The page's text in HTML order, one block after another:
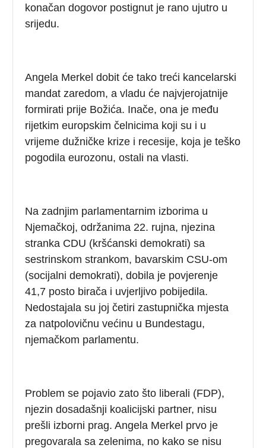
konačan dogovor postignut je rano ujutro u
srijedu.
Angela Merkel dobit će tako treći kancelarski
mandat zaredom, a vladu će najvjerojatnije
formirati prije Božića. Inače, ona je među
rijetkim europskim čelnicima koji su i u
vrijeme dužničke krize i recesije, koja je teško
pogodila eurozonu, ostali na vlasti.
Na zadnjim parlamentarnim izborima u
Njemačkoj, održanima 22. rujna, njezina
stranka CDU (kršćanski demokrati) sa
sestrinskom strankom, bavarskim CSU-om
(socijalni demokrati), dobila je povjerenje
41,7 posto birača i uvjerljivo pobijedila.
Nedostajala su joj četiri zastupnička mjesta
za natpolovičnu većinu u Bundestagu,
njemačkom parlamentu.
Problem se pojavio zato što liberali (FDP),
njezin dosadašnji koalicijski partner, nisu
prešli izborni prag. Angela Merkel prvo je
pregovarala sa zelenima, no kako se nisu